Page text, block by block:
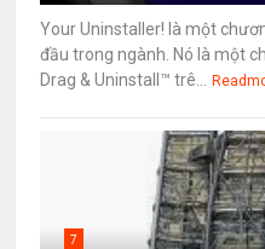
Your Uninstaller! là một
đầu trong ngành. Nó là một
Drag & Uninstall™ trê...
7